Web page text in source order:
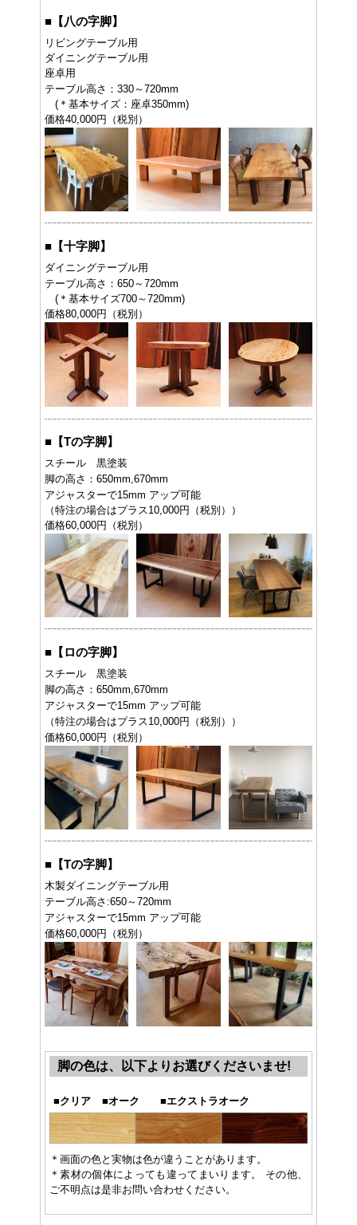
■ 【八の字脚】
リビングテーブル用
ダイニングテーブル用
座卓用
テーブル高さ：330～720mm
(＊基本サイズ：座卓350mm)
価格40,000円（税別）
■ 【十字脚】
ダイニングテーブル用
テーブル高さ：650～720mm
(＊基本サイズ700～720mm)
価格80,000円（税別）
■ 【Tの字脚】
スチール 黒塗装
脚の高さ：650mm,670mm
アジャスターで15mm アップ可能
（特注の場合はプラス10,000円（税別））
価格60,000円（税別）
■ 【ロの字脚】
スチール 黒塗装
脚の高さ：650mm,670mm
アジャスターで15mm アップ可能
（特注の場合はプラス10,000円（税別））
価格60,000円（税別）
■ 【Tの字脚】
木製ダイニングテーブル用
テーブル高さ:650～720mm
アジャスターで15mm アップ可能
価格60,000円（税別）
脚の色は、以下よりお選びくださいませ!
■クリア ■オーク ■エクストラオーク
＊画面の色と実物は色が違うことがあります。
＊素材の個体によっても違ってまいります。 その他、
ご不明点は是非お問い合わせください。